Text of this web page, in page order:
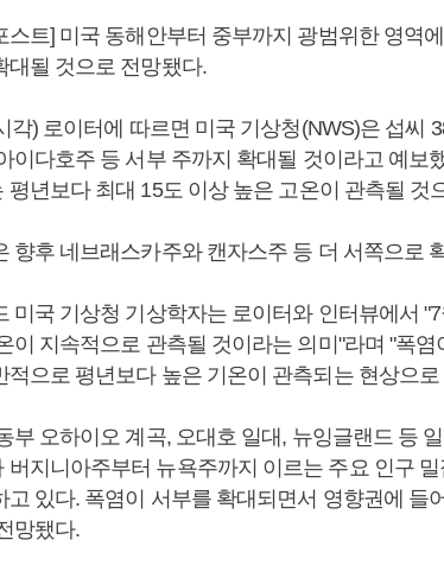
스트] 미국 동해안부터 중부까지 광범위한 영역
대될 것으로 전망됐다.
각) 로이터에 따르면 미국 기상청(NWS)은 섭씨
이다호주 등 서부 주까지 확대될 것이라고 예보
평년보다 최대 15도 이상 높은 고온이 관측될 것
향후 네브래스카주와 캔자스주 등 더 서쪽으로
미국 기상청 기상학자는 로이터와 인터뷰에서
이 지속적으로 관측될 것이라는 의미"라며 "폭염
적으로 평년보다 높은 기온이 관측되는 현상으
부 오하이오 계곡, 오대호 일대, 뉴잉글랜드 등
버지니아주부터 뉴욕주까지 이르는 주요 인구 밀
고 있다. 폭염이 서부를 확대되면서 영향권에 들
망됐다.